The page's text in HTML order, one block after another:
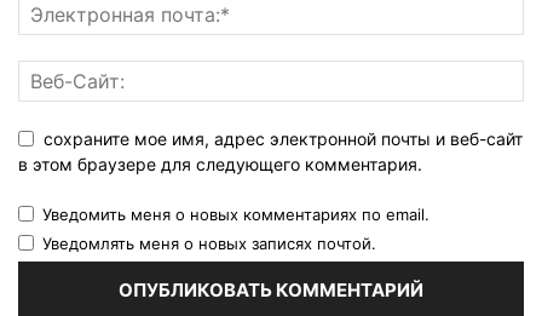
сохраните мое имя, адрес электронной почты и веб-сайт
в этом браузере для следующего комментария.
Уведомить меня о новых комментариях по email.
Уведомлять меня о новых записях почтой.